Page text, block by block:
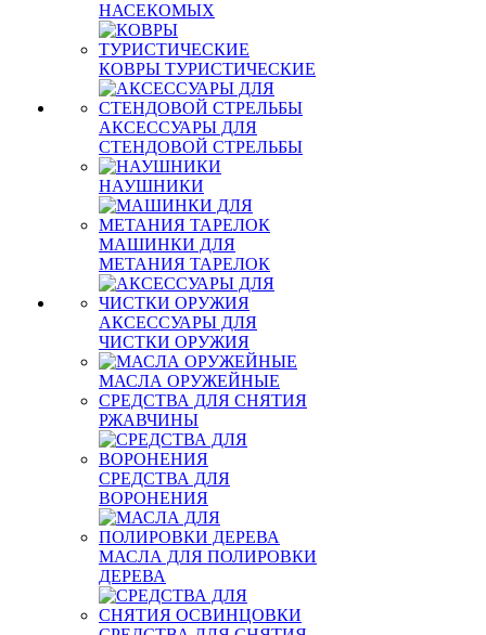
НАСЕКОМЫХ
КОВРЫ ТУРИСТИЧЕСКИЕ
АКСЕССУАРЫ ДЛЯ
СТЕНДОВОЙ СТРЕЛЬБЫ
НАУШНИКИ
МАШИНКИ ДЛЯ
МЕТАНИЯ ТАРЕЛОК
АКСЕССУАРЫ ДЛЯ
ЧИСТКИ ОРУЖИЯ
МАСЛА ОРУЖЕЙНЫЕ
СРЕДСТВА ДЛЯ СНЯТИЯ
РЖАВЧИНЫ
СРЕДСТВА ДЛЯ
ВОРОНЕНИЯ
МАСЛА ДЛЯ ПОЛИРОВКИ
ДЕРЕВА